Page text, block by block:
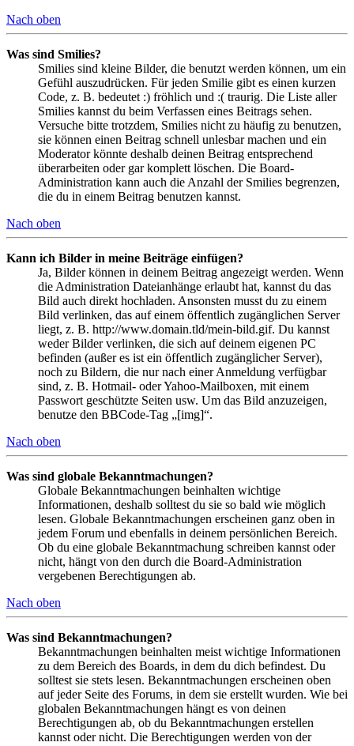
Nach oben
Was sind Smilies?
Smilies sind kleine Bilder, die benutzt werden können, um ein
Gefühl auszudrücken. Für jeden Smilie gibt es einen kurzen
Code, z. B. bedeutet :) fröhlich und :( traurig. Die Liste aller
Smilies kannst du beim Verfassen eines Beitrags sehen.
Versuche bitte trotzdem, Smilies nicht zu häufig zu benutzen,
sie können einen Beitrag schnell unlesbar machen und ein
Moderator könnte deshalb deinen Beitrag entsprechend
überarbeiten oder gar komplett löschen. Die Board-
Administration kann auch die Anzahl der Smilies begrenzen,
die du in einem Beitrag benutzen kannst.
Nach oben
Kann ich Bilder in meine Beiträge einfügen?
Ja, Bilder können in deinem Beitrag angezeigt werden. Wenn
die Administration Dateianhänge erlaubt hat, kannst du das
Bild auch direkt hochladen. Ansonsten musst du zu einem
Bild verlinken, das auf einem öffentlich zugänglichen Server
liegt, z. B. http://www.domain.tld/mein-bild.gif. Du kannst
weder Bilder verlinken, die sich auf deinem eigenen PC
befinden (außer es ist ein öffentlich zugänglicher Server),
noch zu Bildern, die nur nach einer Anmeldung verfügbar
sind, z. B. Hotmail- oder Yahoo-Mailboxen, mit einem
Passwort geschützte Seiten usw. Um das Bild anzuzeigen,
benutze den BBCode-Tag „[img]“.
Nach oben
Was sind globale Bekanntmachungen?
Globale Bekanntmachungen beinhalten wichtige
Informationen, deshalb solltest du sie so bald wie möglich
lesen. Globale Bekanntmachungen erscheinen ganz oben in
jedem Forum und ebenfalls in deinem persönlichen Bereich.
Ob du eine globale Bekanntmachung schreiben kannst oder
nicht, hängt von den durch die Board-Administration
vergebenen Berechtigungen ab.
Nach oben
Was sind Bekanntmachungen?
Bekanntmachungen beinhalten meist wichtige Informationen
zu dem Bereich des Boards, in dem du dich befindest. Du
solltest sie stets lesen. Bekanntmachungen erscheinen oben
auf jeder Seite des Forums, in dem sie erstellt wurden. Wie bei
globalen Bekanntmachungen hängt es von deinen
Berechtigungen ab, ob du Bekanntmachungen erstellen
kannst oder nicht. Die Berechtigungen werden von der